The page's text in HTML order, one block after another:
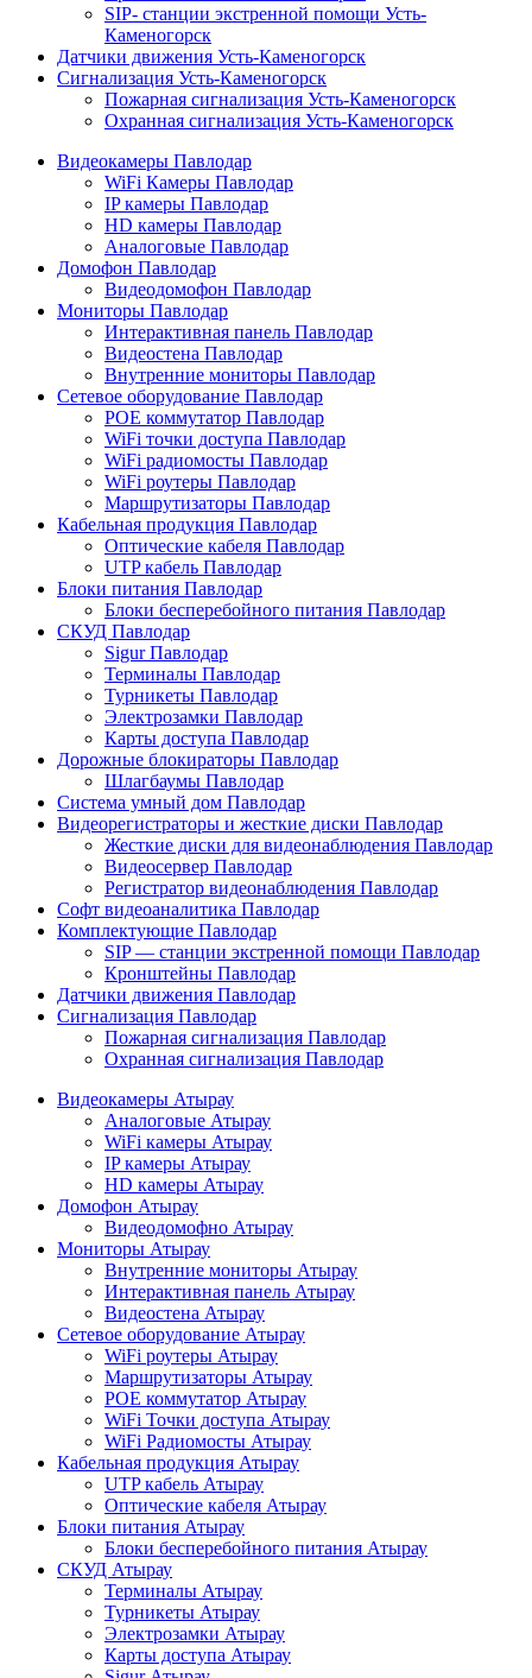
SIP- станции экстренной помощи Усть-
Каменогорск
Датчики движения Усть-Каменогорск
Сигнализация Усть-Каменогорск
Пожарная сигнализация Усть-Каменогорск
Охранная сигнализация Усть-Каменогорск
Видеокамеры Павлодар
WiFi Камеры Павлодар
IP камеры Павлодар
HD камеры Павлодар
Аналоговые Павлодар
Домофон Павлодар
Видеодомофон Павлодар
Мониторы Павлодар
Интерактивная панель Павлодар
Видеостена Павлодар
Внутренние мониторы Павлодар
Сетевое оборудование Павлодар
POE коммутатор Павлодар
WiFi точки доступа Павлодар
WiFi радиомосты Павлодар
WiFi роутеры Павлодар
Маршрутизаторы Павлодар
Кабельная продукция Павлодар
Оптические кабеля Павлодар
UTP кабель Павлодар
Блоки питания Павлодар
Блоки бесперебойного питания Павлодар
СКУД Павлодар
Sigur Павлодар
Терминалы Павлодар
Турникеты Павлодар
Электрозамки Павлодар
Карты доступа Павлодар
Дорожные блокираторы Павлодар
Шлагбаумы Павлодар
Система умный дом Павлодар
Видеорегистраторы и жесткие диски Павлодар
Жесткие диски для видеонаблюдения Павлодар
Видеосервер Павлодар
Регистратор видеонаблюдения Павлодар
Софт видеоаналитика Павлодар
Комплектующие Павлодар
SIP — станции экстренной помощи Павлодар
Кронштейны Павлодар
Датчики движения Павлодар
Сигнализация Павлодар
Пожарная сигнализация Павлодар
Охранная сигнализация Павлодар
Видеокамеры Атырау
Аналоговые Атырау
WiFi камеры Атырау
IP камеры Атырау
HD камеры Атырау
Домофон Атырау
Видеодомофно Атырау
Мониторы Атырау
Внутренние мониторы Атырау
Интерактивная панель Атырау
Видеостена Атырау
Сетевое оборудование Атырау
WiFi роутеры Атырау
Маршрутизаторы Атырау
POE коммутатор Атырау
WiFi Точки доступа Атырау
WiFi Радиомосты Атырау
Кабельная продукция Атырау
UTP кабель Атырау
Оптические кабеля Атырау
Блоки питания Атырау
Блоки бесперебойного питания Атырау
СКУД Атырау
Терминалы Атырау
Турникеты Атырау
Электрозамки Атырау
Карты доступа Атырау